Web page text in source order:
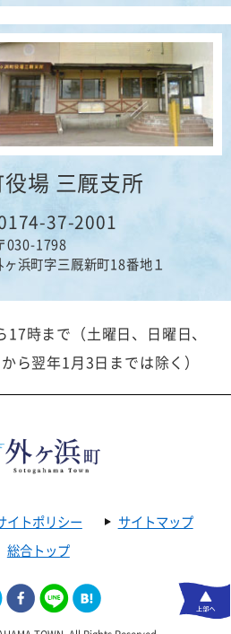
場 三厩支所
37-2001
030-1798
浜町字三厩新町18番地１
時まで（土曜日、日曜日、
ら翌年1月3日までは除く）
イトポリシー
サイトマップ
総合トップ